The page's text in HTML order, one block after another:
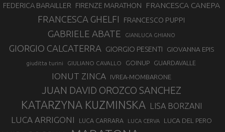
FEDERICA BARAILLER FIRENZE MARATHON FRANCESCA CANEPA
FRANCESCA GHELFI FRANCESCO PUPPI
GABRIELE ABATE GIANLUCA GHIANO
GIORGIO CALCATERRA GIORGIO PESENTI GIOVANNA EPIS
giuditta turini GIULIANO CAVALLO GOINUP GUARDAVALLE
IONUT ZINCA IVREA-MOMBARONE
JUAN DAVID OROZCO SANCHEZ
KATARZYNA KUZMINSKA LISA BORZANI
LUCA ARRIGONI LUCA CARRARA LUCA CERVA LUCA DEL PERO